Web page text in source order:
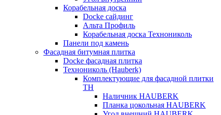
Корабельная доска
Docke сайдинг
Альта Профиль
Корабельная доска Технониколь
Панели под камень
Фасадная битумная плитка
Docke фасадная плитка
Технониколь (Hauberk)
Комплектующие для фасадной плитки
ТН
Наличник HAUBERK
Планка цокольная HAUBERK